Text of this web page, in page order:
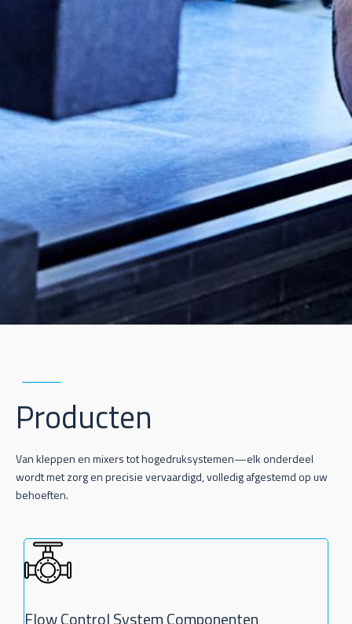
Producten
Van kleppen en mixers tot hogedruksystemen—elk onderdeel
wordt met zorg en precisie vervaardigd, volledig afgestemd op uw
behoeften.
Flow Control System Componenten